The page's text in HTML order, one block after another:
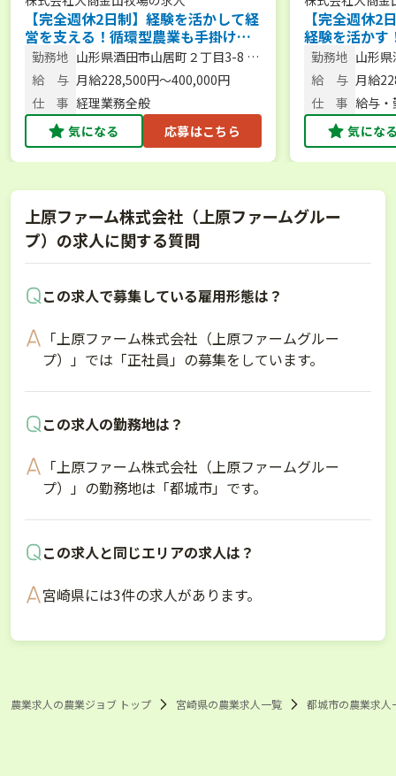
【完全週休2日制】経験を活かして経
営を支える！循環型農業も手掛ける
食肉メーカーの経理
勤務地 山形県酒田市山居町２丁目3-8 庄
内JAビル
給 与 月給228,500円～400,000円
仕 事 経理業務全般
気になる
応募はこちら
【完全週休2
経験を活かす
る食肉メー
勤務地 山形
内JA
給 与 月給
仕 事 給与
気にな
上原ファーム株式会社（上原ファームグルー
プ）の求人に関する質問
この求人で募集している雇用形態は？
「上原ファーム株式会社（上原ファームグルー
プ）」では「正社員」の募集をしています。
この求人の勤務地は？
「上原ファーム株式会社（上原ファームグルー
プ）」の勤務地は「都城市」です。
この求人と同じエリアの求人は？
宮崎県には3件の求人があります。
農業求人の農業ジョブ トップ 宮崎県の農業求人一覧 都城市の農業求人